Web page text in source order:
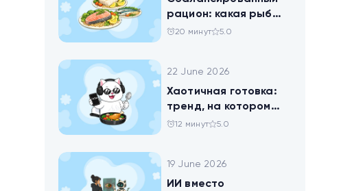
рацион: какая рыба
самая полезная
20 минут 5.0
22 June 2026
Хаотичная готовка:
тренд, на котором
похудел весь ТикТок
12 минут 5.0
19 June 2026
ИИ вместо